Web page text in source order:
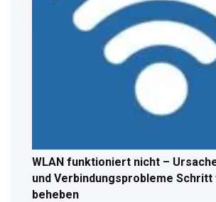
WLAN funktioniert nicht –
und Verbindungsprobleme
beheben